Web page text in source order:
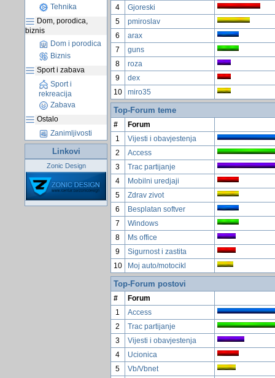
Tehnika
Dom, porodica,
biznis
Dom i porodica
Biznis
Sport i zabava
Sport i
rekreacija
Zabava
Ostalo
Zanimljivosti
Linkovi
Zonic Design
4
Gjoreski
5
pmiroslav
6
arax
7
guns
8
roza
9
dex
10
miro35
Top-Forum teme
#
Forum
1
Vijesti i obavjestenja
2
Access
3
Trac partijanje
4
Mobilni uredjaji
5
Zdrav zivot
6
Besplatan softver
7
Windows
8
Ms office
9
Sigurnost i zastita
10
Moj auto/motocikl
Top-Forum postovi
#
Forum
1
Access
2
Trac partijanje
3
Vijesti i obavjestenja
4
Ucionica
5
Vb/Vbnet